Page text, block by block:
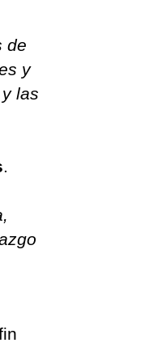
de
y
las
.